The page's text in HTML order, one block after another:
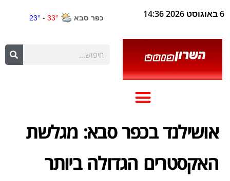
6 באוגוסט 2026 14:36
אושילנד בכפר סבא: מגלשת
האקסטרים הגדולה ביותר